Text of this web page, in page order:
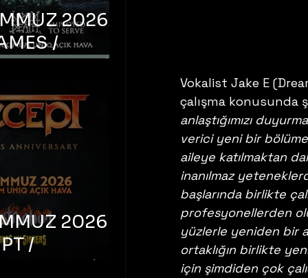
Vokalist Jake E
çalışma konusunda
anlaştığımızı
verici yeni bir
aileye katılmaktan
inanılmaz
başlarında birlikte
profesyonellerden
yüzlerle yeniden bir
ortaklığın birlikte
için şimdiden çok
2026 –
/
DEATH /
– İstanbul,
Uniq
2026 –
/
/